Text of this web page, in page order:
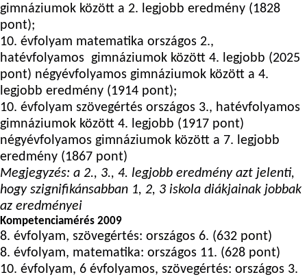
gimnáziumok között a 2. legjobb eredmény (1828
pont);
10. évfolyam matematika országos 2.,
hatévfolyamos gimnáziumok között 4. legjobb (2025
pont) négyévfolyamos gimnáziumok között a 4.
legjobb eredmény (1914 pont);
10. évfolyam szövegértés országos 3., hatévfolyamos
gimnáziumok között 4. legjobb (1917 pont)
négyévfolyamos gimnáziumok között a 7. legjobb
eredmény (1867 pont)
Megjegyzés: a 2., 3., 4. legjobb eredmény azt jelenti,
hogy szignifikánsabban 1, 2, 3 iskola diákjainak jobbak
az eredményei
Kompetenciamérés 2009
8. évfolyam, szövegértés: országos 6. (632 pont)
8. évfolyam, matematika: országos 11. (628 pont)
10. évfolyam, 6 évfolyamos, szövegértés: országos 3.